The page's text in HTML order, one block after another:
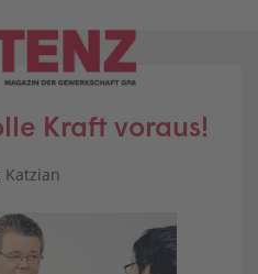
Kraft voraus!
Katzian